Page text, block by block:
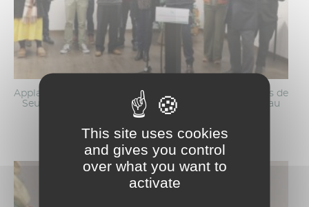
Applaudissements du président et des vice-présidents de
Seulles Terre et Mer pour saluer le travail accompli au
quotidien par les agents.
This site uses cookies
and gives you control
over what you want to
activate